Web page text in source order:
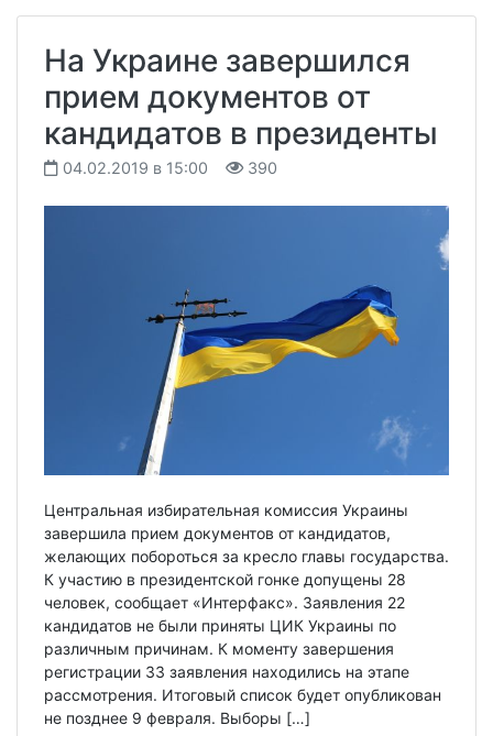
На Украине завершился
прием документов от
кандидатов в президенты
04.02.2019 в 15:00 390
Центральная избирательная комиссия Украины
завершила прием документов от кандидатов,
желающих побороться за кресло главы государства.
К участию в президентской гонке допущены 28
человек, сообщает «Интерфакс». Заявления 22
кандидатов не были приняты ЦИК Украины по
различным причинам. К моменту завершения
регистрации 33 заявления находились на этапе
рассмотрения. Итоговый список будет опубликован
не позднее 9 февраля. Выборы […]